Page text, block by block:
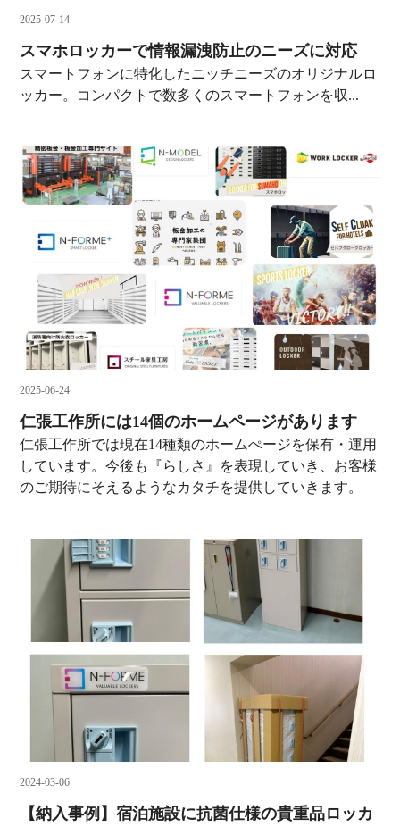
2025-07-14
スマホロッカーで情報漏洩防止のニーズに対応
スマートフォンに特化したニッチニーズのオリジナルロ
ッカー。コンパクトで数多くのスマートフォンを収...
2025-06-24
仁張工作所には14個のホームページがあります
仁張工作所では現在14種類のホームぺージを保有・運用
しています。今後も『らしさ』を表現していき、お客様
のご期待にそえるようなカタチを提供していきます。
2024-03-06
【納入事例】宿泊施設に抗菌仕様の貴重品ロッカ